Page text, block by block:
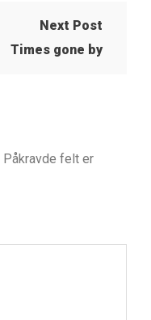
Next Post
Times gone by
Påkravde felt er